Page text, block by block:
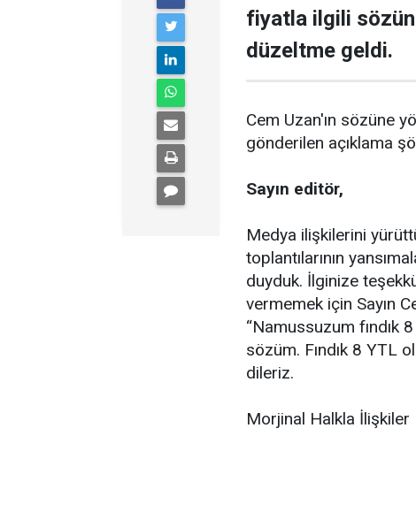
fiyatla ilgili
düzeltme geldi.
Cem Uzan'ın sözüne
gönderilen açıklama
Sayın editör,
Medya ilişkilerini
toplantılarının
duyduk. İlginize
vermemek için Sayın
“Namussuzum fındık
sözüm. Fındık 8 YTL
dileriz.
Morjinal Halkla İlişkiler